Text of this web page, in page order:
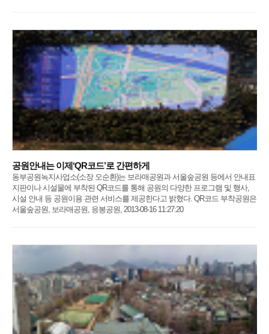
공원안내는 이제‘QR코드’로 간편하게
동부공원녹지사업소(소장 오순환)는 보라매공원과 서울숲공원 등에서 안내표
지판이나 시설물에 부착된 QR코드를 통해 공원의 다양한 프로그램 및 행사,
시설 안내 등 공원이용 관련 서비스를 제공한다고 밝혔다. QR코드 부착공원은
서울숲공원, 보라매공원, 응봉공원, 2013-08-16 11:27:20